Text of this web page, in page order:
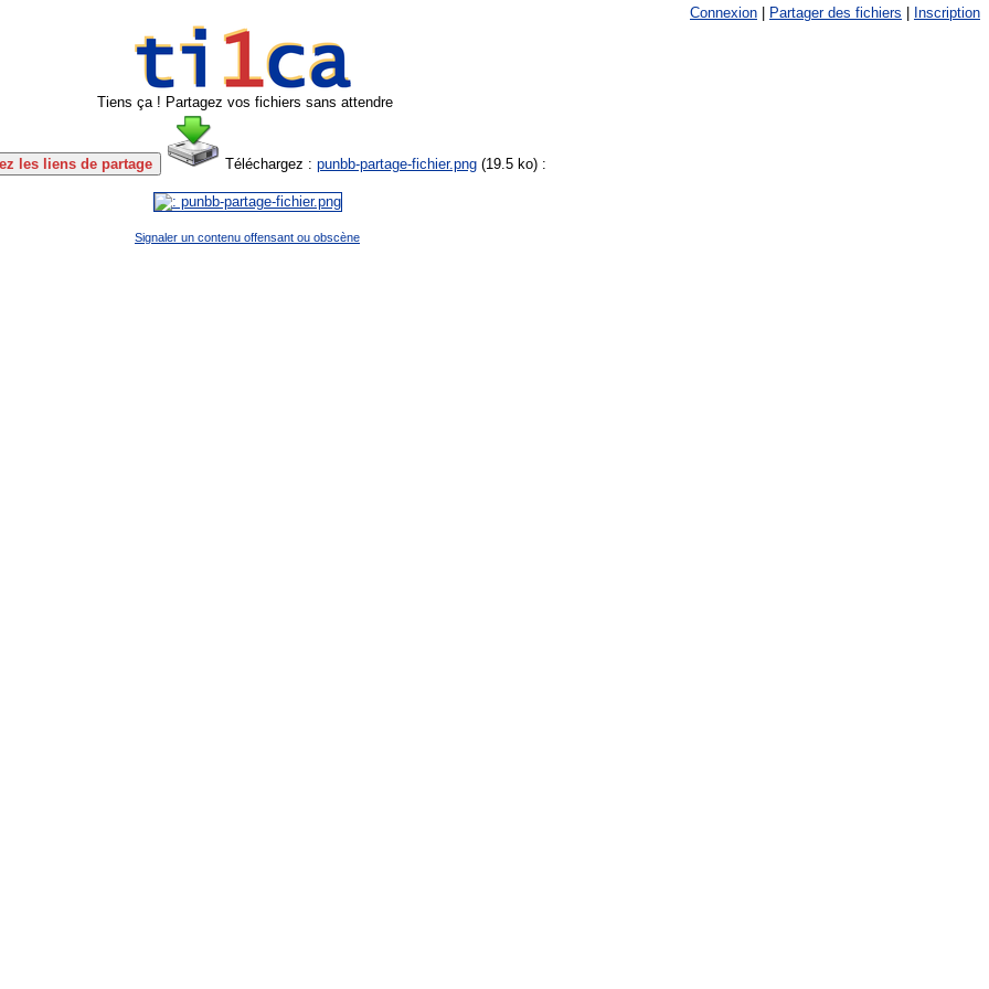
Connexion Partager des fichiers Inscription
Tiens ça ! Partagez vos fichiers sans attendre
les liens de partage Téléchargez : punbb-partage-fichier.png(19.5 ko) :
Signaler un contenu offensant ou obscène